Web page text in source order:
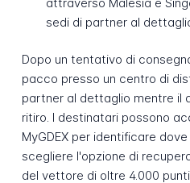
sedi di partner al
Dopo un tentativo di
pacco presso un centro di
partner al dettaglio mentre il
ritiro. I destinatari possono
MyGDEX per identificare
scegliere l'opzione di
del vettore di oltre 4.000